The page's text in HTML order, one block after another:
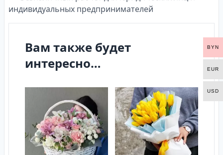
индивидуальных предпринимателей
Вам также будет
интересно…
BYN
EUR
USD